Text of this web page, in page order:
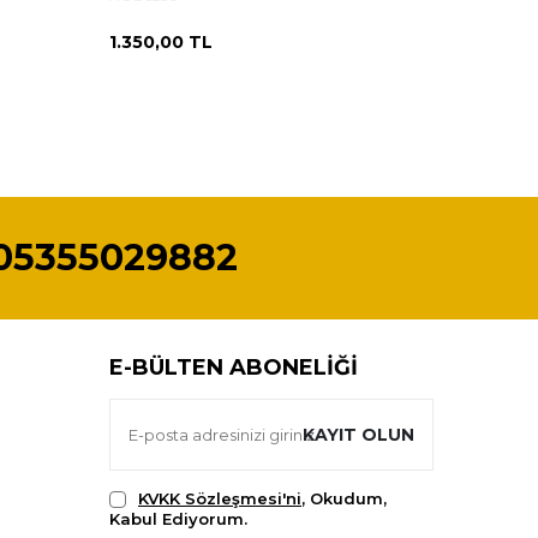
1.350,00 TL
E-BÜLTEN ABONELIĞI
KAYIT OLUN
KVKK Sözleşmesi'ni, Okudum,
Kabul Ediyorum.